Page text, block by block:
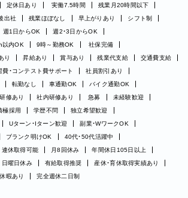
定休日あり 実働7.5時間
残業月20時間以下
出社 残業ほぼなし 早上がりあり
シフト制
週1日からOK
週2・3日からOK
以内OK 9時～勤務OK
社保完備
り
昇給あり 賞与あり 残業代支給
交通費支給
費・コンテスト費サポート
社員割引あり
転勤なし 車通勤OK
バイク通勤OK
修あり 社内研修あり 急募
未経験歓迎
極採用 学歴不問
独立希望歓迎
Uターン・Iターン歓迎
副業・WワークOK
ブランク明けOK
40代・50代活躍中
連休取得可能 月8回休み
年間休日105日以上
日曜日休み 有給取得推奨
産休・育休取得実績あり
暇あり 完全週休二日制